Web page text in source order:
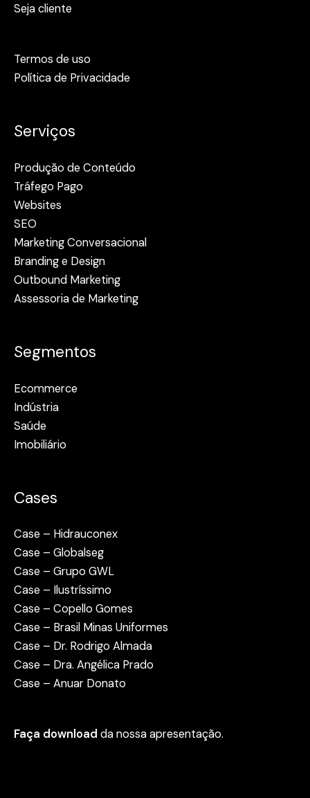
Seja cliente
Termos de uso
Política de Privacidade
Serviços
Produção de Conteúdo
Tráfego Pago
Websites
SEO
Marketing Conversacional
Branding e Design
Outbound Marketing
Assessoria de Marketing
Segmentos
Ecommerce
Indústria
Saúde
Imobiliário
Cases
Case – Hidrauconex
Case – Globalseg
Case – Grupo GWL
Case – Ilustríssimo
Case – Copello Gomes
Case – Brasil Minas Uniformes
Case – Dr. Rodrigo Almada
Case – Dra. Angélica Prado
Case – Anuar Donato
Faça download da nossa apresentação.